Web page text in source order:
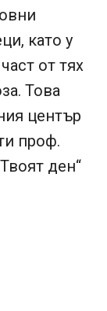
като у
от тях
Това
център
проф.
ден“